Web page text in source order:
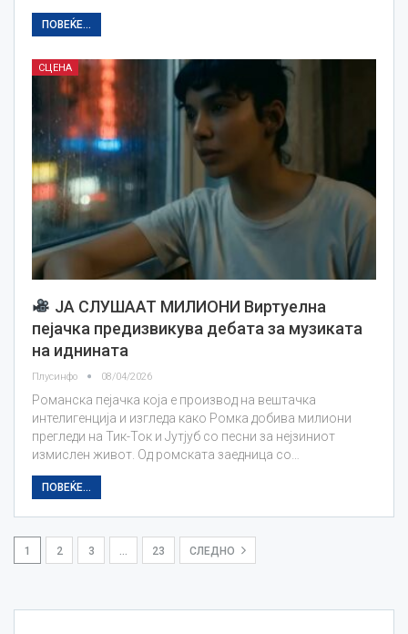
ПОВЕЌЕ...
СЦЕНА
ЈА СЛУШААТ МИЛИОНИ Виртуелна
пејачка предизвикува дебата за музиката
на иднината
Плусинфо 08/04/2026
Романска пејачка која е производ на вештачка
интелигенција и изгледа како Ромка добива милиони
прегледи на Тик-Ток и Јутјуб со песни за нејзиниот
измислен живот. Од ромската заедница со…
ПОВЕЌЕ...
1 2 3 23 СЛЕДНО